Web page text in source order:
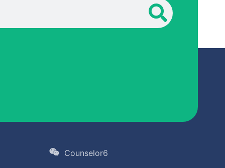
Counselor6